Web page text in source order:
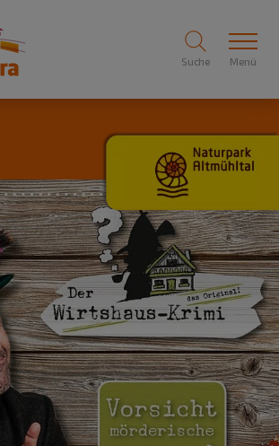
Suche Menü